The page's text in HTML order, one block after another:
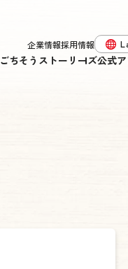
ごちそうストーリーズ公式ア
企業情報採用情報